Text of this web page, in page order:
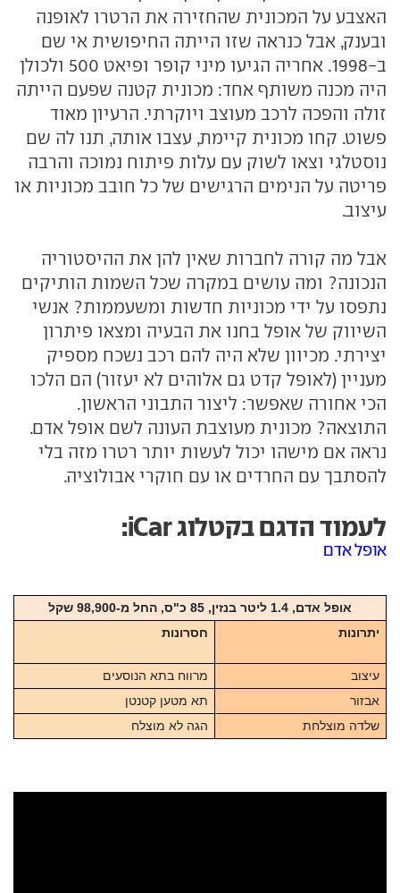
האצבע על המכונית שהחזירה את הרטרו לאופנה
ובענק, אבל כנראה שזו הייתה החיפושית אי שם
ב-1998. אחריה הגיעו מיני קופר ופיאט 500 ולכולן
היה מכנה משותף אחד: מכונית קטנה שפעם הייתה
זולה והפכה לרכב מעוצב ויוקרתי. הרעיון מאוד
פשוט. קחו מכונית קיימת, עצבו אותה, תנו לה שם
נוסטלגי וצאו לשוק עם עלות פיתוח נמוכה והרבה
פריטה על הנימים הרגישים של כל חובב מכוניות או
עיצוב.
אבל מה קורה לחברות שאין להן את ההיסטוריה
הנכונה? ומה עושים במקרה שכל השמות הותיקים
נתפסו על ידי מכוניות חדשות ומשעממות? אנשי
השיווק של אופל בחנו את הבעיה ומצאו פיתרון
יצירתי. מכיוון שלא היה להם רכב נשכח מספיק
מעניין (לאופל קדט גם אלוהים לא יעזור) הם הלכו
הכי אחורה שאפשר: ליצור התבוני הראשון.
התוצאה? מכונית מעוצבת העונה לשם אופל אדם.
נראה אם מישהו יכול לעשות יותר רטרו מזה בלי
להסתבך עם החרדים או עם חוקרי אבולוציה.
לעמוד הדגם בקטלוג iCar:
אופל אדם
אופל אדם, 1.4 ליטר בנזין, 85 כ"ס, החל מ-98,900 שקל
יתרונות
חסרונות
עיצוב
מרווח בתא הנוסעים
אבזור
תא מטען קטנטן
שלדה מוצלחת
הגה לא מוצלח